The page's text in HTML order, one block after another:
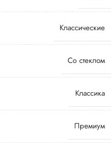
Классические
Со стеклом
Классика
Премиум